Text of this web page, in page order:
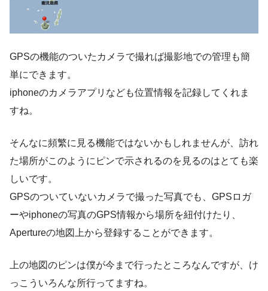
GPSの機能のついたカメラで撮れば撮影地での管理も簡
単にできます。
iphoneのカメラアプリなども位置情報を記録してくれま
すね。
そんなに頻繁に見る機能ではないかもしれませんが、訪れ
た場所がこのようにピンで示されるのを見るのはとても楽
しいです。
GPSのついていないカメラで撮った写真でも、GPSロガ
ーやiphoneの写真のGPS情報から場所を紐付けたり、
Apertureの地図上から登録することができます。
上の地図のピンは僕が今まで行ったところなんですが、け
っこういろんな所行ってますね。